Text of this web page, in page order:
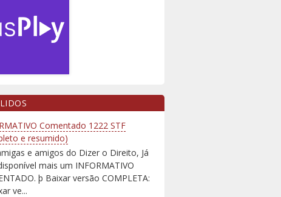
Comentado 1222 STF
e resumido)
e amigos do Dizer o Direito, Já
mais um INFORMATIVO
þ Baixar versão COMPLETA:
ve...